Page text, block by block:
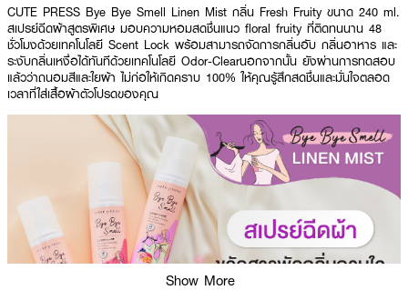
CUTE PRESS Bye Bye Smell Linen Mist กลิ่น Fresh Fruity ขนาด 240 ml.
สเปรย์ฉีดผ้าสูตรพิเศษ มอบความหอมสดชื่นแนว floral fruity ที่ติดทนนาน 48
ชั่วโมงด้วยเทคโนโลยี Scent Lock พร้อมสามารถจัดการกลิ่นอับ กลิ่นอาหาร และ
ระงับกลิ่นเหงื่อได้ทันทีด้วยเทคโนโลยี Odor-Clearนอกจากนั้น ยังผ่านการทดสอบ
แล้วว่าถนอมสีและใยผ้า ไม่ก่อให้เกิดคราบ 100% ให้คุณรู้สึกสดชื่นและมั่นใจตลอด
เวลาที่ใส่เสื้อผ้าตัวโปรดของคุณ
Show More